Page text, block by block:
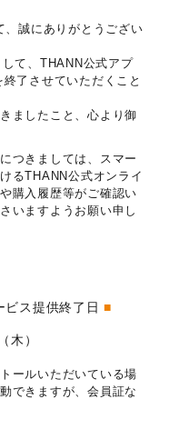
、誠にありがとうござい
て、THANN公式アプ
了させていただくこと
ましたこと、心より御
つきましては、スマー
るTHANN公式オンライ
購入履歴等がご確認い
いますようお願い申し
ビス提供終了日■
木）
ールいただいている場
できますが、会員証な